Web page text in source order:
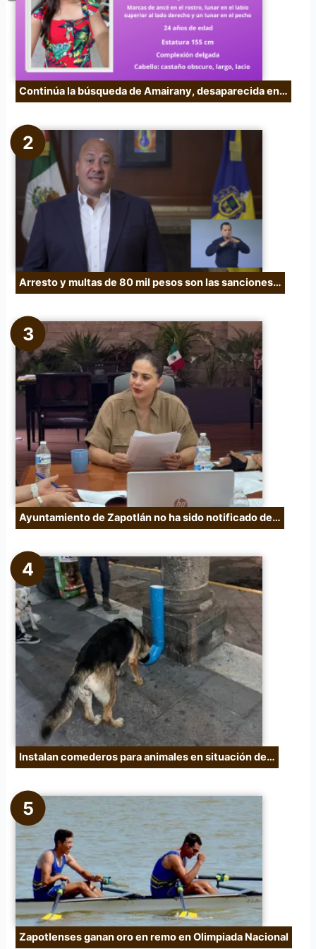
Continúa la búsqueda de Amairany, desaparecida en…
Arresto y multas de 80 mil pesos son las sanciones…
Ayuntamiento de Zapotlán no ha sido notificado de…
Instalan comederos para animales en situación de…
Zapotlenses ganan oro en remo en Olimpiada Nacional